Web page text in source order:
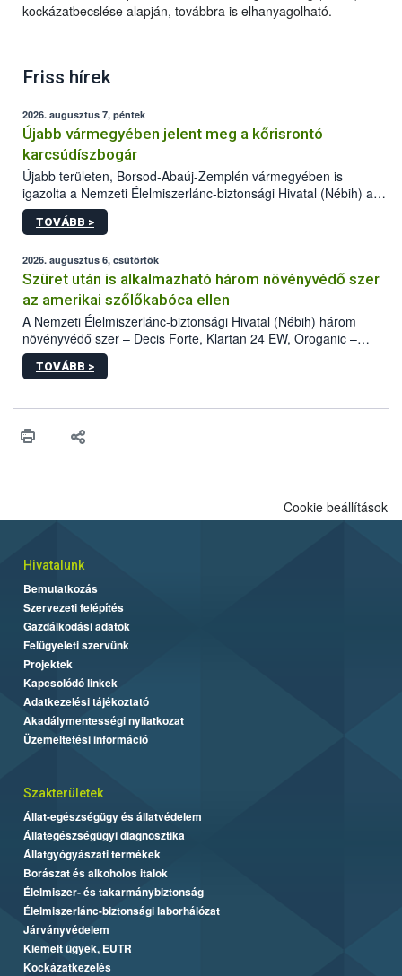
kockázatbecslése alapján, továbbra is elhanyagolható.
Friss hírek
2026. augusztus 7, péntek
Újabb vármegyében jelent meg a kőrisrontó
karcsúdíszbogár
Újabb területen, Borsod-Abaúj-Zemplén vármegyében is
igazolta a Nemzeti Élelmiszerlánc-biztonsági Hivatal (Nébih) a
kőrisrontó karcsúdíszbogár (Agrilus planipennis) jelenlétét. A
kártevőt nem csak színcsapdában találták meg, de már fertőzött
az intenzív felderítést, emellett az intézkedéseket a szlovák
hatósággal is összehangolják a terjedés megállítása érdekében.
TOVÁBB >
2026. augusztus 6, csütörtök
Szüret után is alkalmazható három növényvédő szer
az amerikai szőlőkabóca ellen
A Nemzeti Élelmiszerlánc-biztonsági Hivatal (Nébih) három
növényvédő szer – Decis Forte, Klartan 24 EW, Oroganic –
engedélyokiratát módosította, így azok a szüretet követően,
egészen a vesszőérettség (BBCH 91) stádiumáig
érésű szőlőkben is legyen lehetőség a károsító elleni további
felhasználók számára is elérhető és ökológiai termesztésben is
TOVÁBB >
Cookie beállítások
Hivatalunk
Bemutatkozás
Szervezeti felépítés
Gazdálkodási adatok
Felügyeleti szervünk
Projektek
Kapcsolódó linkek
Adatkezelési tájékoztató
Akadálymentességi nyilatkozat
Üzemeltetési információ
Szakterületek
Állat-egészségügy és állatvédelem
Állategészségügyi diagnosztika
Állatgyógyászati termékek
Borászat és alkoholos italok
Élelmiszer- és takarmánybiztonság
Élelmiszerlánc-biztonsági laborhálózat
Járványvédelem
Kiemelt ügyek, EUTR
Kockázatkezelés